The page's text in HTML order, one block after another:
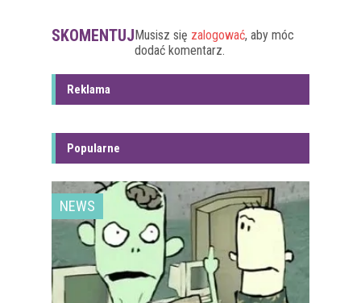
SKOMENTUJMusisz się zalogować, aby móc
dodać komentarz.
Reklama
Popularne
NEWS